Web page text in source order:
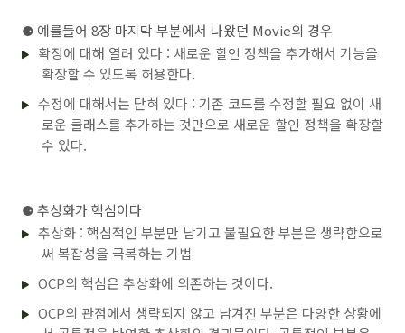
⚈ 예를들어 8장 마지막 부분에서 나왔던 Movie의 경우
확장에 대해 열려 있다 : 새로운 할인 정책을 추가해서 기능을
확장할 수 있도록 허용한다.
수정에 대해서는 닫혀 있다 : 기존 코드를 수정할 필요 없이 새
로운 클래스를 추가하는 것만으로 새로운 할인 정책을 확장할
수 있다.
⚈ 추상화가 핵심이다
추상화 : 핵심적인 부분만 남기고 불필요한 부분은 생략함으로
써 복잡성을 극복하는 기법
OCP의 핵심은 추상화에 의존하는 것이다.
OCP의 관점에서 생략되지 않고 남겨진 부분은 다양한 상황에